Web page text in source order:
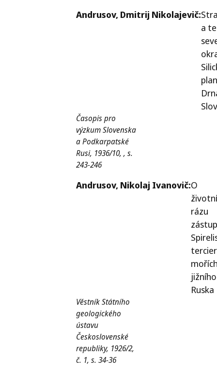
Andrusov, Dmitrij Nikolajevič:
a
Časopis pro
výzkum Slovenska
a Podkarpatské
Rusi, 1936/10, , s.
243-246
Andrusov, Nikolaj Ivanovič:O
rázu
jižního
Ruska
Věstník Státního
geologického
ústavu
Československé
republiky, 1926/2,
č. 1, s. 34-36